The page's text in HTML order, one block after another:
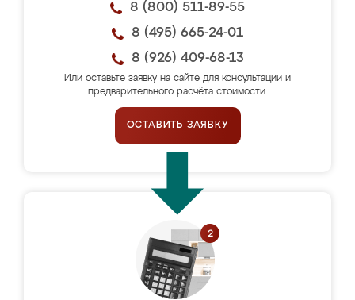
8 (800) 511-89-55
8 (495) 665-24-01
8 (926) 409-68-13
Или оставьте заявку на сайте для консультации и
предварительного расчёта стоимости.
ОСТАВИТЬ ЗАЯВКУ